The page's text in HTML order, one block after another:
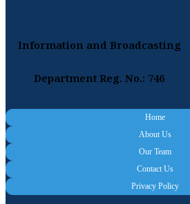
Information and Broadcasting
Department Reg. No.: 746
Home
About Us
Our Team
Contact Us
Privacy Policy